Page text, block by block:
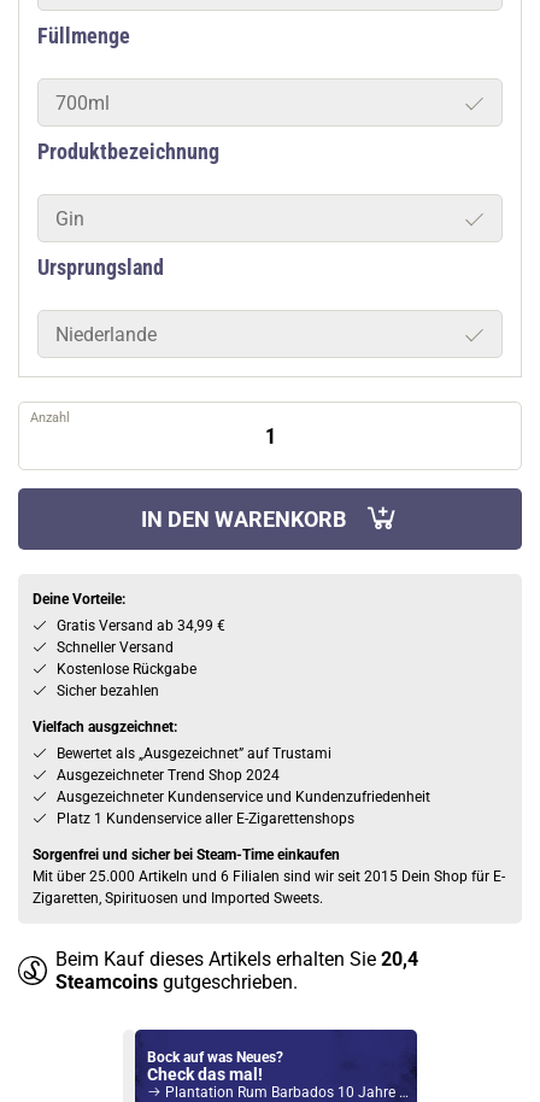
Füllmenge
700ml
Produktbezeichnung
Gin
Ursprungsland
Niederlande
Anzahl
IN DEN WARENKORB
Deine Vorteile:
Gratis Versand ab 34,99 €
Schneller Versand
Kostenlose Rückgabe
Sicher bezahlen
Vielfach ausgzeichnet:
Bewertet als „Ausgezeichnet” auf Trustami
Ausgezeichneter Trend Shop 2024
Ausgezeichneter Kundenservice und Kundenzufriedenheit
Platz 1 Kundenservice aller E-Zigarettenshops
Sorgenfrei und sicher bei Steam-Time einkaufen
Mit über 25.000 Artikeln und 6 Filialen sind wir seit 2015 Dein Shop für E-
Zigaretten, Spirituosen und Imported Sweets.
Beim Kauf dieses Artikels erhalten Sie 20,4
Steamcoins gutgeschrieben.
Bock auf was Neues?
Check das mal!
Plantation Rum Barbados 10 Jahre Arran Cask Finish 50,8% Vol. 700ml